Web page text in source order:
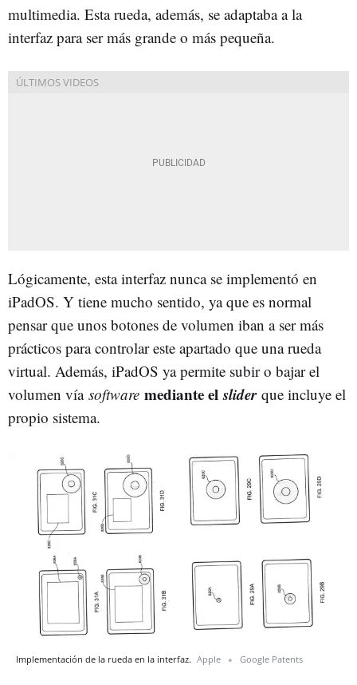
multimedia. Esta rueda, además, se adaptaba a la
interfaz para ser más grande o más pequeña.
Lógicamente, esta interfaz nunca se implementó en
iPadOS. Y tiene mucho sentido, ya que es normal
pensar que unos botones de volumen iban a ser más
prácticos para controlar este apartado que una rueda
virtual. Además, iPadOS ya permite subir o bajar el
volumen vía software mediante elslider que incluye el
propio sistema.
Implementación de la rueda en la interfaz. Apple Google Patents